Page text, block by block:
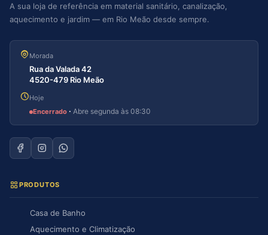
A sua loja de referência em material sanitário, canalização,
aquecimento e jardim — em Rio Meão desde sempre.
Morada
Rua da Valada 42
4520-479 Rio Meão
Hoje
Encerrado · Abre segunda às 08:30
PRODUTOS
Casa de Banho
Aquecimento e Climatização